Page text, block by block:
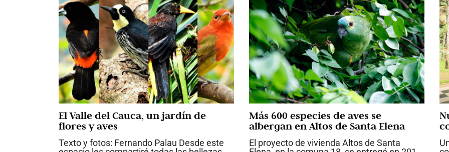
El Valle del Cauca, un jardín de
flores y aves
Texto y fotos: Fernando Palau Desde este
Más 600 especies de aves se
albergan en Altos de Santa Elena
El proyecto de vivienda Altos de Santa